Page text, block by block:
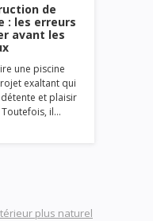
de
: les erreurs
avant les
une piscine
exaltant qui
et plaisir
il…
plus naturel